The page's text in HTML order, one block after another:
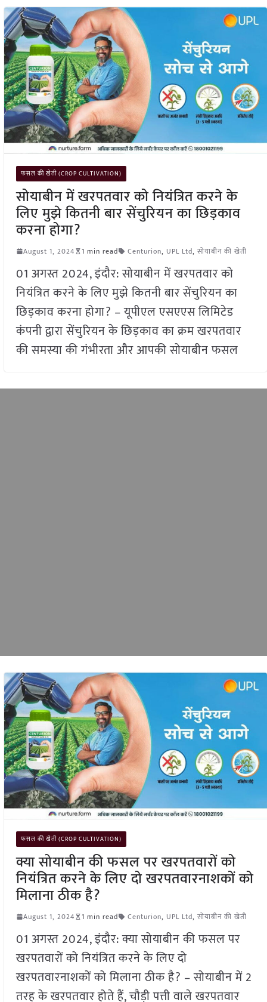
फसल की खेती (CROP CULTIVATION)
सोयाबीन में खरपतवार को नियंत्रित करने के
लिए मुझे कितनी बार सेंचुरियन का छिड़काव
करना होगा?
August 1, 2024 1 min read Centurion, UPL Ltd, सोयाबीन की खेती
01 अगस्त 2024, इंदौर: सोयाबीन में खरपतवार को
नियंत्रित करने के लिए मुझे कितनी बार सेंचुरियन का
छिड़काव करना होगा? – यूपीएल एसएएस लिमिटेड
कंपनी द्वारा सेंचुरियन के छिड़काव का क्रम खरपतवार
की समस्या की गंभीरता और आपकी सोयाबीन फसल
फसल की खेती (CROP CULTIVATION)
क्या सोयाबीन की फसल पर खरपतवारों को
नियंत्रित करने के लिए दो खरपतवारनाशकों को
मिलाना ठीक है?
August 1, 2024 1 min read Centurion, UPL Ltd, सोयाबीन की खेती
01 अगस्त 2024, इंदौर: क्या सोयाबीन की फसल पर
खरपतवारों को नियंत्रित करने के लिए दो
खरपतवारनाशकों को मिलाना ठीक है? – सोयाबीन में 2
तरह के खरपतवार होते हैं, चौड़ी पत्ती वाले खरपतवार